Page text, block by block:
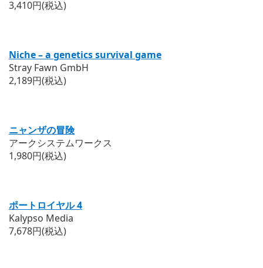
3,410円(税込)
Niche – a genetics survival game
Stray Fawn GmbH
2,189円(税込)
ニャンザの冒険
アークシステムワークス
1,980円(税込)
ポートロイヤル 4
Kalypso Media
7,678円(税込)